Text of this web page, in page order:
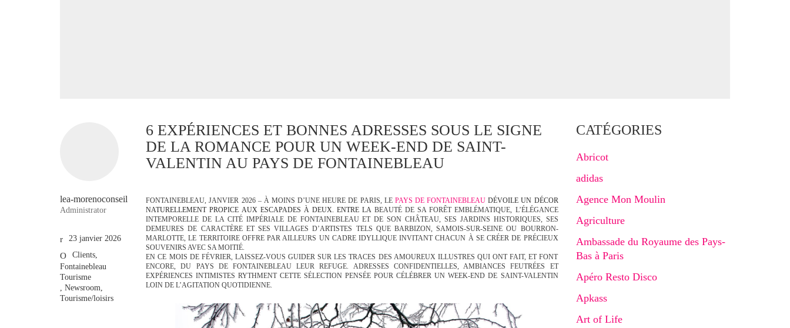
6 EXPÉRIENCES ET BONNES ADRESSES SOUS LE SIGNE
DE LA ROMANCE POUR UN WEEK-END DE SAINT-
VALENTIN AU PAYS DE FONTAINEBLEAU
FONTAINEBLEAU, JANVIER 2026 – À MOINS D’UNE HEURE DE PARIS, LE PAYS DE FONTAINEBLEAU DÉVOILE UN DÉCOR
NATURELLEMENT PROPICE AUX ESCAPADES À DEUX. ENTRE LABEAUTÉ DE SA FORÊT EMBLÉMATIQUE, L’ÉLÉGANCE
INTEMPORELLE DE LA CITÉ IMPÉRIALE DE FONTAINEBLEAU ET DE SON CHÂTEAU, SES JARDINS HISTORIQUES, SES
DEMEURES DE CARACTÈRE ET SES VILLAGES D’ARTISTES TELS QUE BARBIZON, SAMOIS-SUR-SEINE OU BOURRON-
MARLOTTE, LE TERRITOIRE OFFRE PAR AILLEURS UN CADRE IDYLLIQUE INVITANT CHACUN À SE CRÉER DE PRÉCIEUX
SOUVENIRS AVEC SA MOITIÉ.
EN CE MOIS DE FÉVRIER, LAISSEZ-VOUS GUIDER SUR LES TRACES DES AMOUREUX ILLUSTRES QUI ONT FAIT, ET FONT
ENCORE, DU PAYS DE FONTAINEBLEAU LEUR REFUGE. ADRESSES CONFIDENTIELLES, AMBIANCES FEUTRÉES ET
EXPÉRIENCES INTIMISTES RYTHMENT CETTE SÉLECTION PENSÉE POUR CÉLÉBRER UN WEEK-END DE SAINT-VALENTIN
LOIN DE L’AGITATION QUOTIDIENNE.
lea-morenoconseil
Administrator
23 janvier 2026
Clients,
Fontainebleau
Tourisme
, Newsroom,
Tourisme/loisirs
CATÉGORIES
Abricot
adidas
Agence Mon Moulin
Agriculture
Ambassade du Royaume des Pays-
Bas à Paris
Apéro Resto Disco
Apkass
Art of Life